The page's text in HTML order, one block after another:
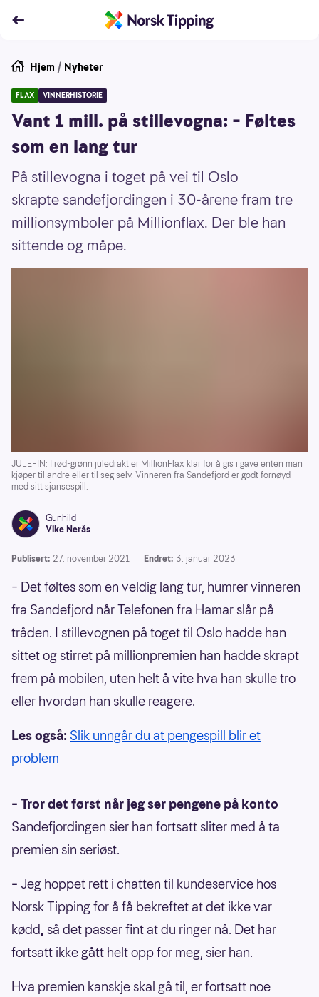
Hjem / Nyheter
FLAX VINNERHISTORIE
Vant 1 mill. på stillevogna: – Føltes
som en lang tur
På stillevogna i toget på vei til Oslo
skrapte sandefjordingen i 30-årene fram tre
millionsymboler på Millionflax. Der ble han
sittende og måpe.
JULEFIN: I rød-grønn juledrakt er MillionFlax klar for å gis i gave enten man
kjøper til andre eller til seg selv. Vinneren fra Sandefjord er godt fornøyd
med sitt sjansespill.
Gunhild
Vike Nerås
Publisert: 27. november 2021 Endret: 3. januar 2023
– Det føltes som en veldig lang tur, humrer vinneren
fra Sandefjord når Telefonen fra Hamar slår på
tråden. I stillevognen på toget til Oslo hadde han
sittet og stirret på millionpremien han hadde skrapt
frem på mobilen, uten helt å vite hva han skulle tro
eller hvordan han skulle reagere.
Les også: Slik unngår du at pengespill blir et
problem
– Tror det først når jeg ser pengene på konto
Sandefjordingen sier han fortsatt sliter med å ta
premien sin seriøst.
– Jeg hoppet rett i chatten til kundeservice hos
Norsk Tipping for å få bekreftet at det ikke var
kødd, så det passer fint at du ringer nå. Det har
fortsatt ikke gått helt opp for meg, sier han.
Hva premien kanskje skal gå til, er fortsatt noe